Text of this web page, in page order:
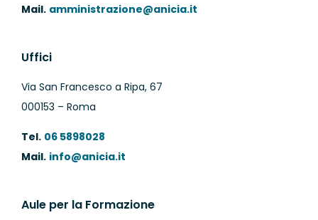
Mail. amministrazione@anicia.it
Uffici
Via San Francesco a Ripa, 67
000153 – Roma
Tel. 06 5898028
Mail. info@anicia.it
Aule per la Formazione